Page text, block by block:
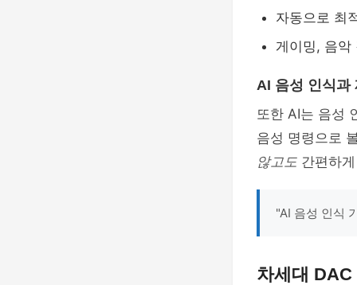
자동으로 최
게이밍, 음악
AI 음성 인식과
또한 AI는 음성
음성 명령으로
않고도 간편하
"AI 음성 인식
차세대